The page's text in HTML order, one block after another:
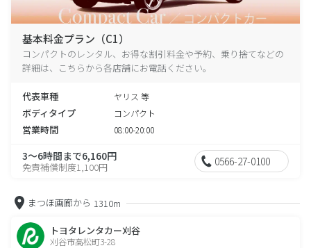
基本料金プラン（C1）
コンパクトのレンタル、お得な割引料金や予約、乗り捨てなどの
詳細は、こちらから各店舗にお電話ください。
代表車種 ヤリス 等
ボディタイプ コンパクト
営業時間 08:00-20:00
3～6時間まで6,160円
免責補償制度1,100円 0566-27-0100
まつほ画廊から 1310m
トヨタレンタカー刈谷
刈谷市高松町3-28